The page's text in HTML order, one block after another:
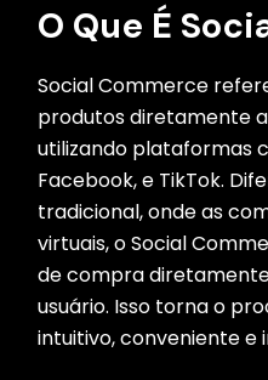
O Que É
Social Commerce
produtos diretamente
utilizando plataformas
Facebook, e TikTok.
tradicional, onde as
virtuais, o Social
de compra
usuário. Isso torna o
intuitivo, conveniente e